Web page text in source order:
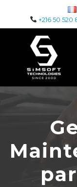
+216 50 520